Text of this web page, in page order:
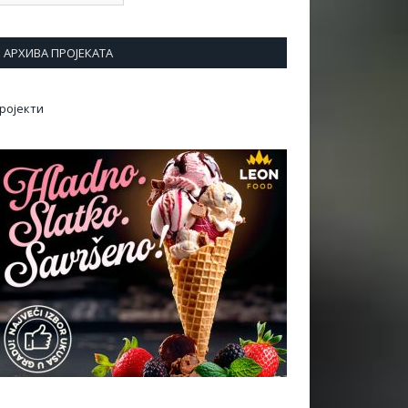
АРХИВА ПРОЈЕКАТА